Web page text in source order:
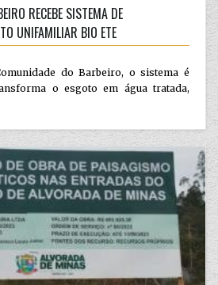
RECEBE SISTEMA DE
UNIFAMILIAR BIO ETE
do Barbeiro, o sistema é
o esgoto em água tratada,